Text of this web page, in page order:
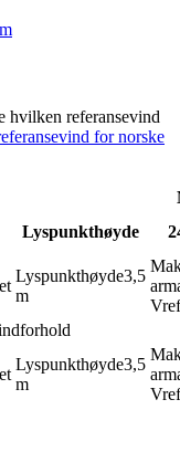
hvilken referansevind
for norske
Lyspunkthøyde
Lyspunkthøyde3,5
m
Lyspunkthøyde3,5
m